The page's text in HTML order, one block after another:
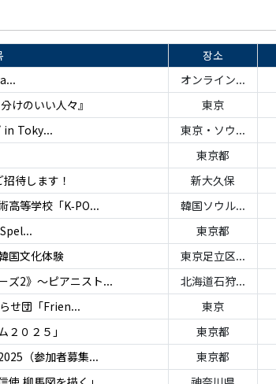
장소
オンライン...
けのいい人々』
東京
in Toky...
東京・ソウ...
東京都
待します！
新大久保
高等学校「K‑PO...
韓国ソウル...
東京都
国文化体験
東京足立区...
ズ2》〜ピアニスト...
北海道石狩...
せ団「Frien...
東京
２０２５」
東京都
（参加者募集...
東京都